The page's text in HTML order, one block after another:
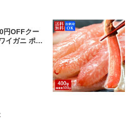
円OFFクー
イガニ ポー
20本入)】送